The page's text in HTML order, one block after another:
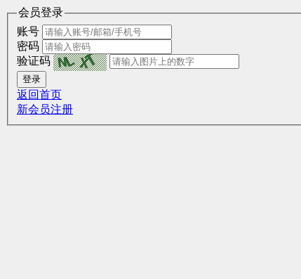
会员登录
账号
密码
验证码
登录
返回首页
新会员注册